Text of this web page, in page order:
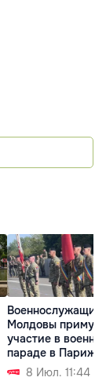
Военнослужащие
Молдовы примут
участие в
параде в Париже
8 Июл. 11:44